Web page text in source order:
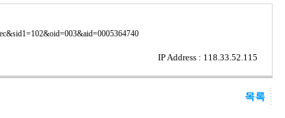
IP Address : 118.33.52.115